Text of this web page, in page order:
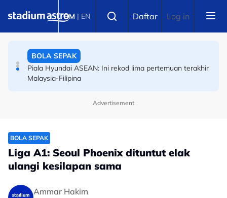
BM | EN Daftar Log in
FIFA ASEAN Cup: FIFA tolak permohonan, pasukan
BOLA SEPAK
Piala Hyundai ASEAN: Ini rekod lima pertemuan terakhir
Malaysia-Filipina
Advertisement
BOLA SEPAK
Liga A1: Seoul Phoenix dituntut elak
ulangi kesilapan sama
Ammar Hakim